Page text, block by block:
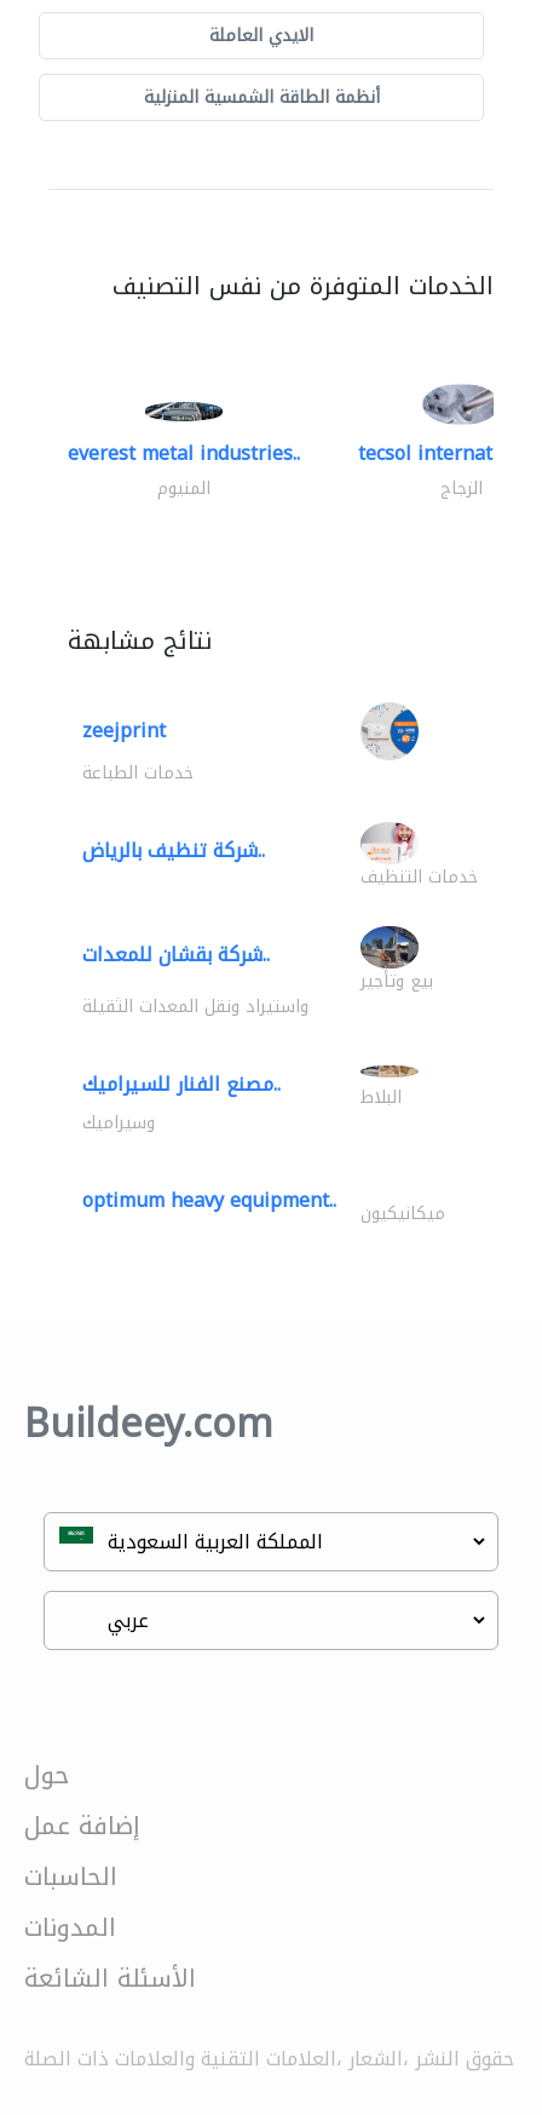
الايدي العاملة
أنظمة الطاقة الشمسية المنزلية
الخدمات المتوفرة من نفس التصنيف
everest metal industries..
المنيوم
tecsol
الزجاج
نتائج مشابهة
zeejprint
خدمات الطباعة
شركة تنظيف بالرياض..
خدمات التنظيف
شركة بقشان للمعدات..
بيع وتأجير
واستيراد ونقل المعدات الثقيلة
مصنع الفنار للسيراميك.. البلاط
وسيراميك
optimum heavy equipment.. ميكانيكيون
Buildeey.com
حول
إضافة عمل
الحاسبات
المدونات
الأسئلة الشائعة
حقوق النشر ،الشعار ،العلامات التقنية والعلامات ذات الصلة